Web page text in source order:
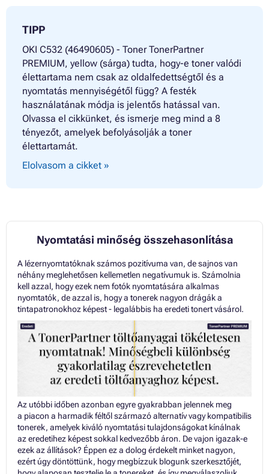
TIPP
OKI C532 (46490605) - Toner TonerPartner
PREMIUM, yellow (sárga) tudta, hogy-e toner valódi
élettartama nem csak az oldalfedettségtől és a
nyomtatás mennyiségétől függ? A festék
használatának módja is jelentős hatással van.
Olvassa el cikkünket, és ismerje meg mind a 8
tényezőt, amelyek befolyásolják a toner
élettartamát.
Elolvasom a cikket »
Nyomtatási minőség összehasonlítása
A lézernyomtatóknak számos pozitívuma van, de sajnos van
néhány meglehetősen kellemetlen negatívumuk is. Számolnia
kell azzal, hogy ezek nem fotók nyomtatására alkalmas
nyomtatók, de azzal is, hogy a tonerek nagyon drágák a
tintapatronokhoz képest - legalábbis ha eredeti tonert vásárol.
Az utóbbi időben azonban egyre gyakrabban jelennek meg
a piacon a harmadik féltől származó alternatív vagy kompatibilis
tonerek, amelyek kiváló nyomtatási tulajdonságokat kínálnak
az eredetihez képest sokkal kedvezőbb áron. De vajon igazak-e
ezek az állítások? Éppen ez a dolog érdekelt minket nagyon,
ezért úgy döntöttünk, hogy megbízzuk blogunk szerkesztőjét,